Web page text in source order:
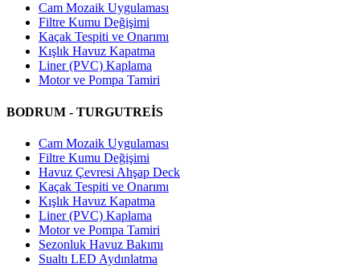
Cam Mozaik Uygulaması
Filtre Kumu Değişimi
Kaçak Tespiti ve Onarımı
Kışlık Havuz Kapatma
Liner (PVC) Kaplama
Motor ve Pompa Tamiri
BODRUM - TURGUTREİS
Cam Mozaik Uygulaması
Filtre Kumu Değişimi
Havuz Çevresi Ahşap Deck
Kaçak Tespiti ve Onarımı
Kışlık Havuz Kapatma
Liner (PVC) Kaplama
Motor ve Pompa Tamiri
Sezonluk Havuz Bakımı
Sualtı LED Aydınlatma